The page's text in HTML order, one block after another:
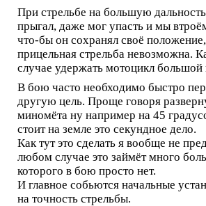
При стрельбе на большую
прыгал, даже мог упасть и мы
что-бы он сохранял своё
прицельная стрельба невозможна.
случае удержать мотоцикл большой
В бою часто необходимо быстро
другую цель. Проще говоря
миномёта ну например на 45
стоит на земле это секундное дело.
Как тут это сделать я вообще не
любом случае это займёт много
которого в бою просто нет.
И главное собьются начальные
на точность стрельбы.